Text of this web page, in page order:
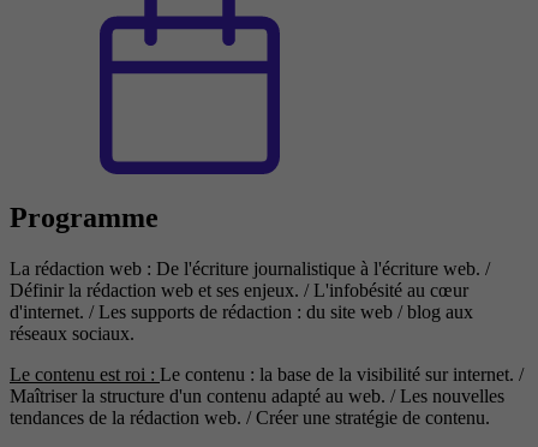
Programme
La rédaction web : De l'écriture journalistique à l'écriture web. /
Définir la rédaction web et ses enjeux. / L'infobésité au cœur
d'internet. / Les supports de rédaction : du site web / blog aux
réseaux sociaux.
Le contenu est roi : Le contenu : la base de la visibilité sur internet. /
Maîtriser la structure d'un contenu adapté au web. / Les nouvelles
tendances de la rédaction web. / Créer une stratégie de contenu.